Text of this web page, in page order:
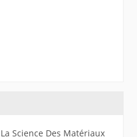
La Science Des Matériaux